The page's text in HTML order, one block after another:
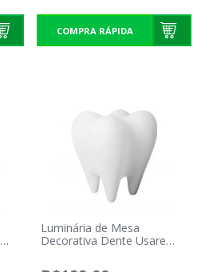
COMPRA RÁPIDA
Luminária de Mesa
Decorativa Dente Usare